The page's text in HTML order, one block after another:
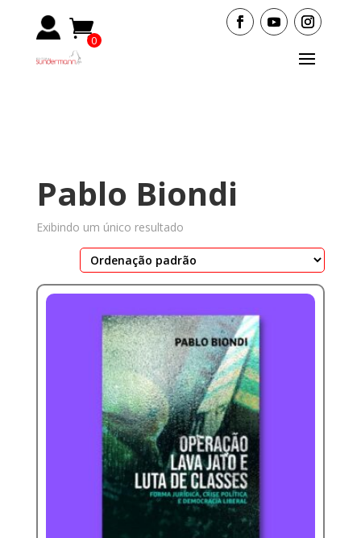
0
Pablo Biondi
Exibindo um único resultado